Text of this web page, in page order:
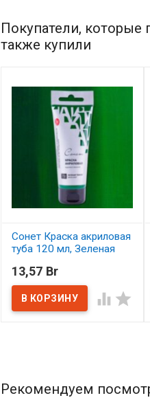
Покупатели, которые
также купили
Сонет Краска акриловая
туба 120 мл, Зеленая
В наличии
13,57 Br
 
Рекомендуем